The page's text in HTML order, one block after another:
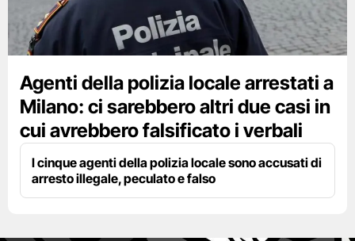
Agenti della polizia locale arrestati a
Milano: ci sarebbero altri due casi in
cui avrebbero falsificato i verbali
I cinque agenti della polizia locale sono accusati di
arresto illegale, peculato e falso